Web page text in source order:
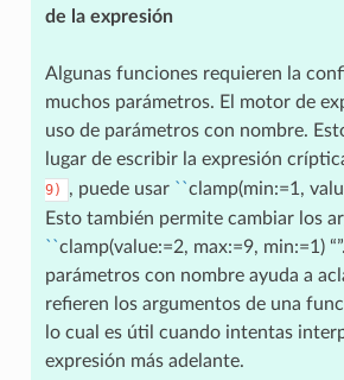
de la expresión
Algunas funciones requieren la
muchos parámetros. El motor de
uso de parámetros con nombre.
lugar de escribir la expresión
9)
, puede usar ``clamp(min:=1,
Esto también permite cambiar los
``clamp(value:=2, max:=9, min:=1)
parámetros con nombre ayuda a
refieren los argumentos de una
lo cual es útil cuando intentas
expresión más adelante.